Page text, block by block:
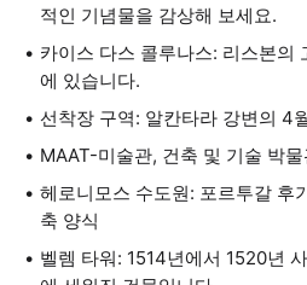
적인 기념물을 감상해 보세요.
카이스 다스 콜루나스: 리스본의
에 있습니다.
선착장 구역: 알칸타라 강변의 4
MAAT-미술관, 건축 및 기술 박물
헤로니모스 수도원: 포르투갈 후
축 양식
벨렘 타워: 1514년에서 1520년